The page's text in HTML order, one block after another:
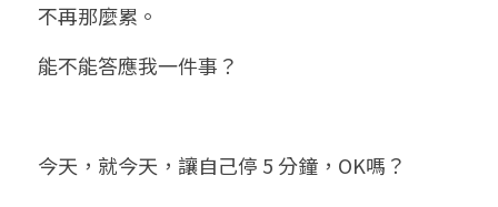
不再那麼累。
能不能答應我一件事？
今天，就今天，讓自己停 5 分鐘，OK嗎？